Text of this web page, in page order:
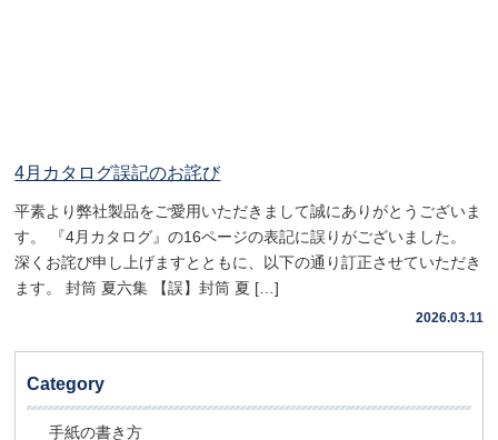
4月カタログ誤記のお詫び
平素より弊社製品をご愛用いただきまして誠にありがとうございま
す。 『4月カタログ』の16ページの表記に誤りがございました。
深くお詫び申し上げますとともに、以下の通り訂正させていただき
ます。 封筒 夏六集 【誤】封筒 夏 […]
2026.03.11
Category
手紙の書き方